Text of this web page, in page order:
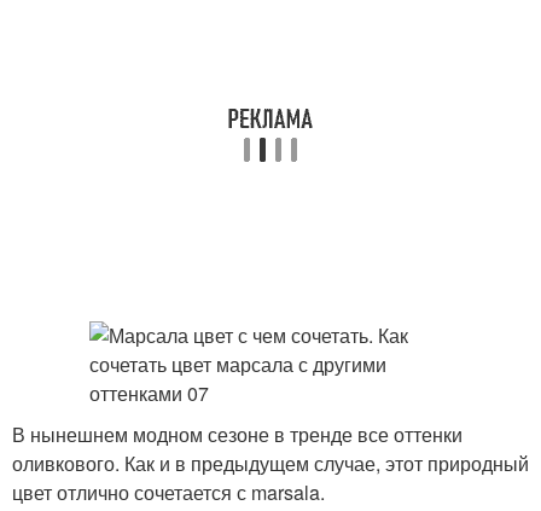
В нынешнем модном сезоне в тренде все оттенки
оливкового. Как и в предыдущем случае, этот природный
цвет отлично сочетается с marsala.